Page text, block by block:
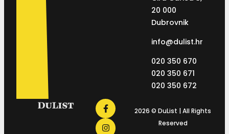
20 000
Dubrovnik
info@dulist.hr
020 350 670
020 350 671
020 350 672
2026 © DuList | All Rights
Reserved